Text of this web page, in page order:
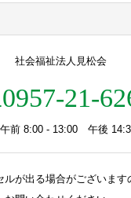
社会福祉法人見松会
0957-21-
前 8:00 - 13:00 午後
ルが出る場合がございます